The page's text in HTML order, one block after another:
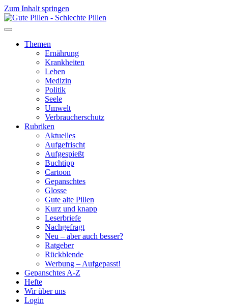
Zum Inhalt springen
Themen
Ernährung
Krankheiten
Leben
Medizin
Politik
Seele
Umwelt
Verbraucherschutz
Rubriken
Aktuelles
Aufgefrischt
Aufgespießt
Buchtipp
Cartoon
Gepanschtes
Glosse
Gute alte Pillen
Kurz und knapp
Leserbriefe
Nachgefragt
Neu – aber auch besser?
Ratgeber
Rückblende
Werbung – Aufgepasst!
Gepanschtes A-Z
Hefte
Wir über uns
Login